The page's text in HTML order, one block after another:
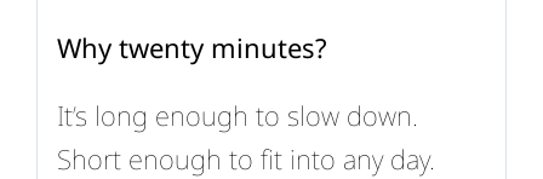
Why twenty minutes?
It’s long enough to slow down.
Short enough to fit into any day.